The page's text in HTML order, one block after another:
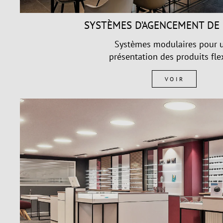
SYSTÈMES D’AGENCEMENT
Systèmes modulaires pour
présentation des produits
VOIR